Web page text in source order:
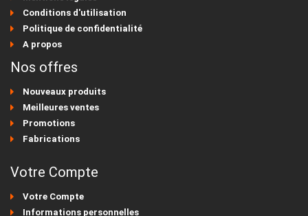
Conditions d'utilisation
Politique de confidentialité
A propos
Nos offres
Nouveaux produits
Meilleures ventes
Promotions
Fabrications
Votre Compte
Votre Compte
Informations personnelles